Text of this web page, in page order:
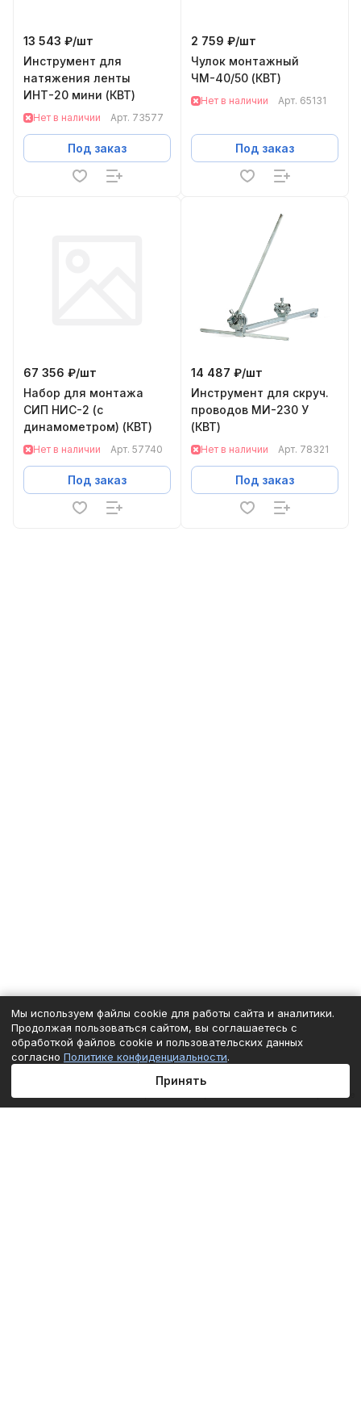
13 543 ₽/шт
Инструмент для
натяжения ленты
ИНТ-20 мини (КВТ)
Нет в наличии Арт. 73577
Под заказ
2 759 ₽/шт
Чулок монтажный
ЧМ-40/50 (КВТ)
Нет в наличии Арт. 65131
Под заказ
67 356 ₽/шт
Набор для монтажа
СИП НИС-2 (с
динамометром) (КВТ)
Нет в наличии Арт. 57740
Под заказ
14 487 ₽/шт
Инструмент для скруч.
проводов МИ-230 У
(КВТ)
Нет в наличии Арт. 78321
Под заказ
Сравнение
Мы используем файлы cookie для работы сайта и аналитики.
Продолжая пользоваться сайтом, вы соглашаетесь с
обработкой файлов cookie и пользовательских данных
согласно Политике конфиденциальности.
Принять